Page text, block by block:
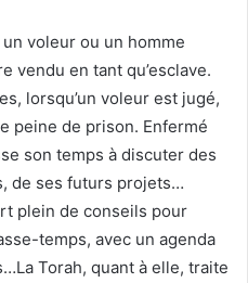
voleur ou un homme
vendu en tant qu’esclave.
lorsqu’un voleur est jugé,
peine de prison. Enfermé
son temps à discuter des
de ses futurs projets…
plein de conseils pour
temps, avec un agenda
Torah, quant à elle, traite